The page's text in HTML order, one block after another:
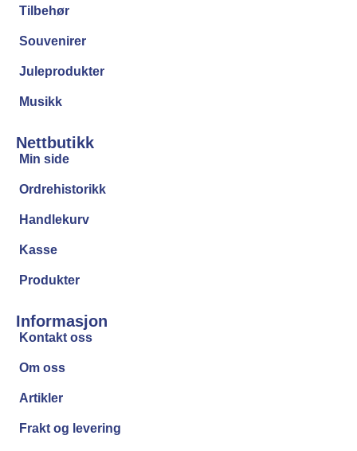
Tilbehør
Souvenirer
Juleprodukter
Musikk
Nettbutikk
Min side
Ordrehistorikk
Handlekurv
Kasse
Produkter
Informasjon
Kontakt oss
Om oss
Artikler
Frakt og levering